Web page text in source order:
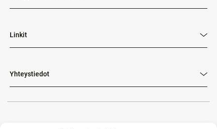
Linkit
Yhteystiedot